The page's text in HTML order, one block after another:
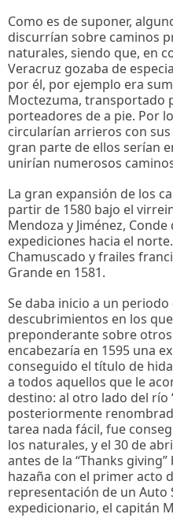
Como es de suponer,
discurrían sobre caminos
naturales, siendo que, en
Veracruz gozaba de
por él, por ejemplo era
Moctezuma, transportado
porteadores de a pie. Por
circularían arrieros con
gran parte de ellos serían
unirían numerosos
La gran expansión de los
partir de 1580 bajo el
Mendoza y Jiménez,
expediciones hacia el
Chamuscado y frailes
Grande en 1581.
Se daba inicio a un
descubrimientos en los
preponderante sobre otros
encabezaría en 1595 una
conseguido el título de
a todos aquellos que le
destino: al otro lado del río
posteriormente
tarea nada fácil, fue
los naturales, y el 30 de
antes de la “Thanks
hazaña con el primer acto
representación de un
expedicionario, el capitán